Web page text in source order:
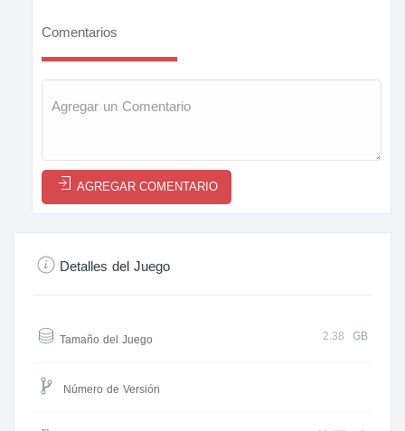
Comentarios
AGREGAR COMENTARIO
Detalles del Juego
Tamaño del Juego 2.38 GB
Número de Versión